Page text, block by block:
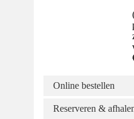
Online bestellen
Reserveren &